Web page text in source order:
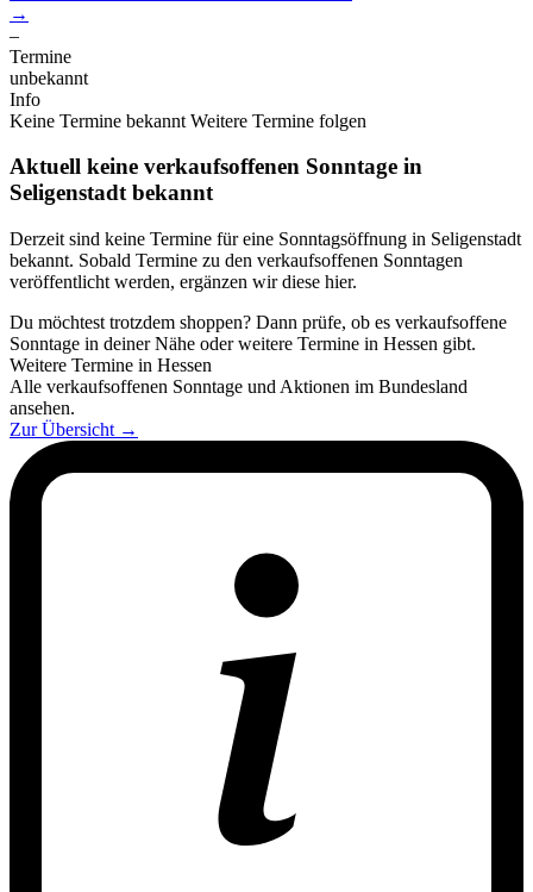
→
–
Termine
unbekannt
Info
Keine Termine bekannt Weitere Termine folgen
Aktuell keine verkaufsoffenen Sonntage in
Seligenstadt bekannt
Derzeit sind keine Termine für eine Sonntagsöffnung in Seligenstadt
bekannt. Sobald Termine zu den verkaufsoffenen Sonntagen
veröffentlicht werden, ergänzen wir diese hier.
Du möchtest trotzdem shoppen? Dann prüfe, ob es verkaufsoffene
Sonntage in deiner Nähe oder weitere Termine in Hessen gibt.
Weitere Termine in Hessen
Alle verkaufsoffenen Sonntage und Aktionen im Bundesland
ansehen.
Zur Übersicht →